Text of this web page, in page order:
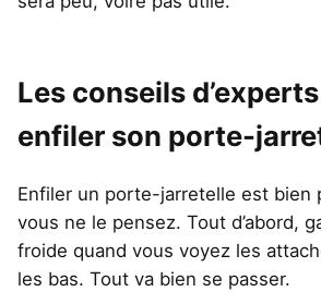
Les conseils
enfiler son porte-
Enfiler un porte-jarretelle est bien
vous ne le pensez. Tout d’abord,
froide quand vous voyez les
les bas. Tout va bien se passer.